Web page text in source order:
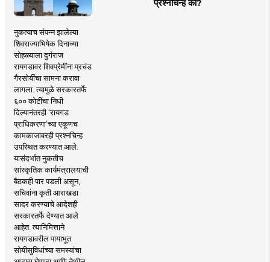
प्रश्नचिन्ह का?
नुकत्याच संपन्न झालेल्या
शिवराज्याभिषेक दिनाच्या
सोहळ्याला दुर्गराज
रायगडावर शिवप्रेमींना प्रचंड
गैरसोयींचा सामना करावा
लागला. त्यामुळे सरकारतर्फे
६०० कोटींचा निधी
दिल्यानंतरही ‘रायगड
प्राधिकरणा’च्या एकूणच
कामकाजावरही प्रश्नचिन्ह
उपस्थित करण्यात आले.
यासंदर्भात नुकतीच
सांस्कृतिक कार्यमंत्रालयाची
बैठकही पार पडली असून,
सचिवांना कृती आराखडा
सादर करण्याचे आदेशही
सरकारतर्फे देण्यात आले
आहेत. त्यानिमित्ताने
रायगडावरील पायाभूत
सोयीसुविधांच्या समस्यांचा